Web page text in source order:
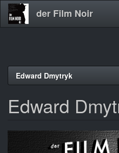
Direkt
der Film Noir
Edward Dmytryk
Edward